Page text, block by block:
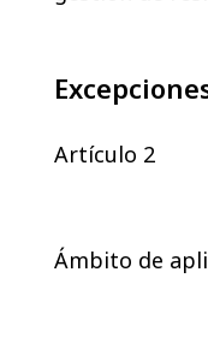
Artículo 2
Ámbito de